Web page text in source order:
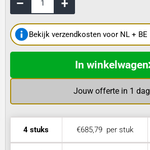
Bekijk verzendkosten voor NL + BE
Jouw offerte in 1 dag
In winkelwagen
4 stuks €685,79per stuk